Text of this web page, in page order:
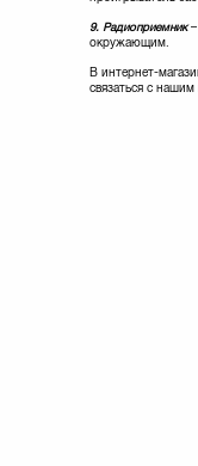
9. Радиоприемник–
окружающим.
В интернет-
связаться с